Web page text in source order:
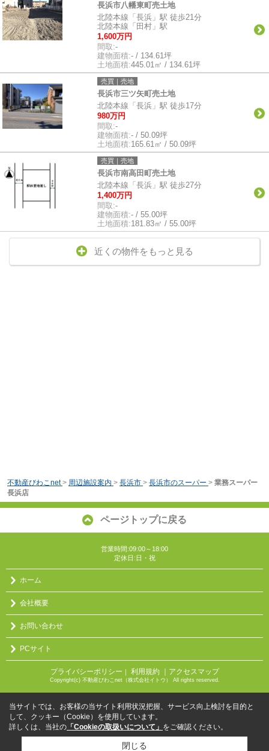
長浜市八幡東町売土地
北陸本線「長浜」駅 徒歩21分
北陸本線「田村」駅
1,600万円
間取:-
建物面積:- / 134.61坪
土地面積:445.01㎡ / 134.61坪
売買｜売地
長浜市三ツ矢町売土地
北陸本線「長浜」駅 徒歩17分
980万円
間取:-
建物面積:- / 50.09坪
土地面積:165.61㎡ / 50.09坪
売買｜売地
長浜市南高田町売土地
北陸本線「長浜」駅 徒歩27分
1,400万円
間取:-
建物面積:- / 55.00坪
土地面積:181.83㎡ / 55.00坪
近くの物件をもっと見る
不動産びわこnet > 周辺施設案内 > 長浜市 > 長浜市のスーパー > 業務スーパー
長浜店
ページトップに戻る
営業時間:09:00～18:00
定休日:日・祝
ホーム
会社概要
お問い合わせ
PCサイト
プライバシーポリシー ｜ 利用規約 ｜アクセスマップ
Copyright(c) 不動産びわこnet（株式会社イトウ） All rights reserved.
当サイトでは、お客様の当サイト利用状況把握、サービス向上検討を目的と
して、クッキー（Cookie）を使用しています。
詳しくは、当社の 「Cookieの取扱いについて」 をご確認ください。
閉じる